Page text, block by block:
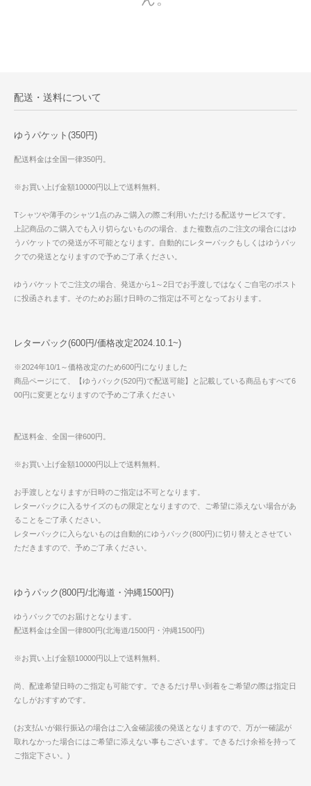
配送・送料について
ゆうパケット(350円)
配送料金は全国一律350円。
※お買い上げ金額10000円以上で送料無料。
Tシャツや薄手のシャツ1点のみご購入の際ご利用いただける配送サービスです。
上記商品のご購入でも入り切らないものの場合、また複数点のご注文の場合にはゆ
うパケットでの発送が不可能となります。自動的にレターパックもしくはゆうパッ
クでの発送となりますので予めご了承ください。
ゆうパケットでご注文の場合、発送から1～2日でお手渡しではなくご自宅のポスト
に投函されます。そのためお届け日時のご指定は不可となっております。
レターパック(600円/価格改定2024.10.1~)
※2024年10/1～価格改定のため600円になりました
商品ページにて、【ゆうパック(520円)で配送可能】と記載している商品もすべて6
00円に変更となりますので予めご了承ください
配送料金、全国一律600円。
※お買い上げ金額10000円以上で送料無料。
お手渡しとなりますが日時のご指定は不可となります。
レターパックに入るサイズのもの限定となりますので、ご希望に添えない場合があ
ることをご了承ください。
レターパックに入らないものは自動的にゆうパック(800円)に切り替えとさせてい
ただきますので、予めご了承ください。
ゆうパック(800円/北海道・沖縄1500円)
ゆうパックでのお届けとなります。
配送料金は全国一律800円(北海道/1500円・沖縄1500円)
※お買い上げ金額10000円以上で送料無料。
尚、配達希望日時のご指定も可能です。できるだけ早い到着をご希望の際は指定日
なしがおすすめです。
(お支払いが銀行振込の場合はご入金確認後の発送となりますので、万が一確認が
取れなかった場合にはご希望に添えない事もございます。できるだけ余裕を持って
ご指定下さい。)